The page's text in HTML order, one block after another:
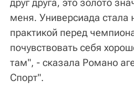
друг друга, это золото
меня. Универсиада стала
практикой перед
почувствовать себя
там", - сказала Романо
Спорт".